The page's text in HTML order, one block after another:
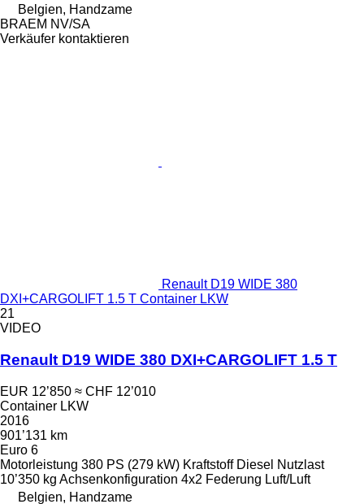
Belgien, Handzame
BRAEM NV/SA
Verkäufer kontaktieren
Renault D19 WIDE 380
DXI+CARGOLIFT 1.5 T Container LKW
21
VIDEO
Renault D19 WIDE 380 DXI+CARGOLIFT 1.5 T
EUR 12’850 ≈ CHF 12’010
Container LKW
2016
901’131 km
Euro 6
Motorleistung 380 PS (279 kW) Kraftstoff Diesel Nutzlast
10’350 kg Achsenkonfiguration 4x2 Federung Luft/Luft
Belgien, Handzame